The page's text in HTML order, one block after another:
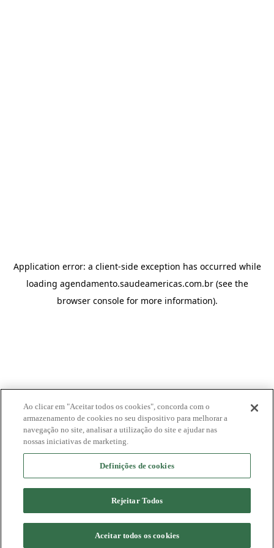
Application error: a client-side exception has occurred while
loading agendamento.saudeamericas.com.br(see the
browser consolefor more information).
Ao clicar em "Aceitar todos os cookies", concorda com o
armazenamento de cookies no seu dispositivo para melhorar a
navegação no site, analisar a utilização do site e ajudar nas
nossas iniciativas de marketing.
Definições de cookies
Rejeitar Todos
Aceitar todos os cookies